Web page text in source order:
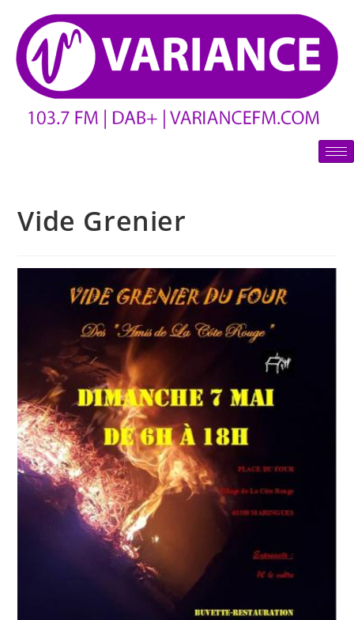
Vide Grenier